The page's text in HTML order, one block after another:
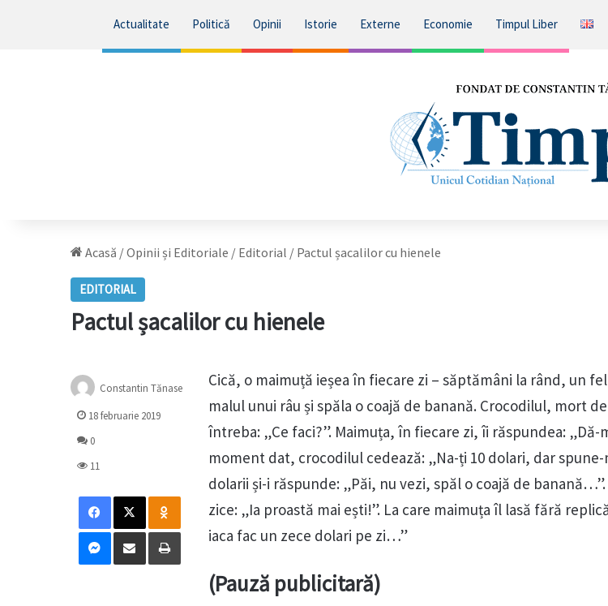
Actualitate Politică Opinii Istorie Externe Economie Timpul Liber
Acasă /Opinii și Editoriale / Editorial / Pactul șacalilor cu hienele
EDITORIAL
Pactul șacalilor cu hienele
Cică, o maimuță ieșea în fiecare zi – săptămâni la rând, un
malul unui râu și spăla o coajă de banană. Crocodilul, mort
întreba: „Ce faci?”. Maimuța, în fiecare zi, îi răspundea: „Dă-
moment dat, crocodilul cedează: „Na-ți 10 dolari, dar spune-
dolarii și-i răspunde: „Păi, nu vezi, spăl o coajă de
zice: „Ia proastă mai ești!”. La care maimuța îl lasă fără
iaca fac un zece dolari pe zi…”
(Pauză publicitară)
Constantin Tănase
18 februarie 2019
0
11
Facebook
X Odnoklassniki
Messenger
Distribuie prin mail Tipărește